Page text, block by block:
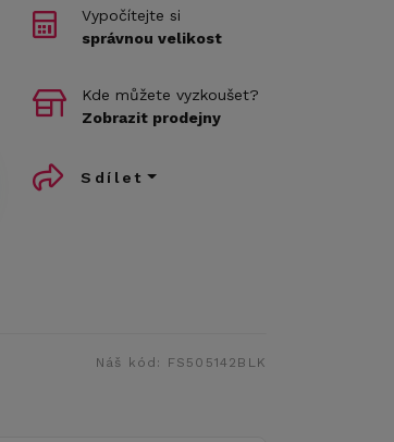
Vypočítejte si
správnou velikost
Kde můžete vyzkoušet?
Zobrazit prodejny
Sdílet
Náš kód: FS505142BLK